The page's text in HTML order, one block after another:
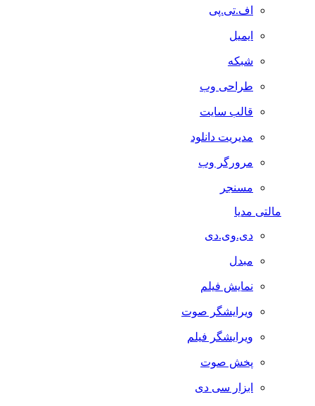
اف.تی.پی
ایمیل
شبکه
طراحی وب
قالب سایت
مدیریت دانلود
مرورگر وب
مسنجر
مالتی مدیا
دی.وی.دی
مبدل
نمایش فیلم
ویرایشگر صوت
ویرایشگر فیلم
پخش صوت
ابزار سی دی